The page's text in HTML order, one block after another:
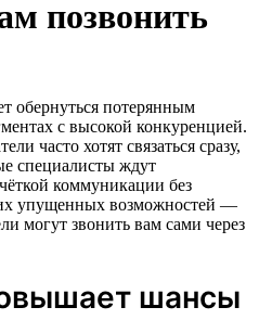
позвонить
обернуться потерянным
с высокой конкуренцией.
часто хотят связаться сразу,
специалисты ждут
коммуникации без
упущенных возможностей —
могут звонить вам сами через
шансы